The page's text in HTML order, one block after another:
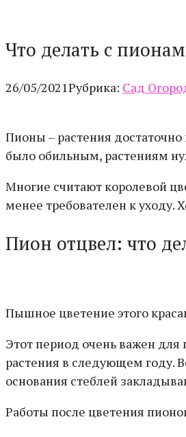
Что делать с
26/05/2021Рубрика: Сад
Пионы – растения
было обильным, растениям
Многие считают королевой
менее требователен к уходу.
Пион отцвел: что
Пышное цветение этого
Этот период очень важен для
растения в следующем году.
основания стеблей
Работы после цветения